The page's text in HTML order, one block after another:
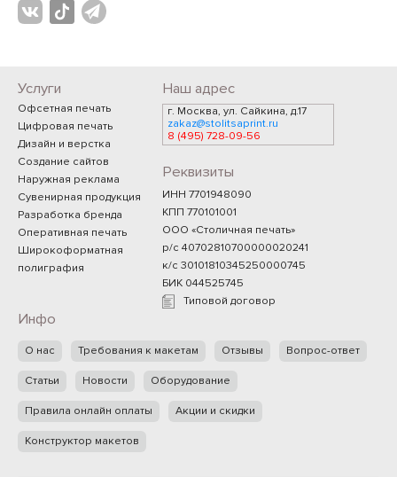
Услуги
Офсетная печать
Цифровая печать
Дизайн и верстка
Создание сайтов
Наружная реклама
Сувенирная продукция
Разработка бренда
Оперативная печать
Широкоформатная
полиграфия
Наш адрес
г. Москва, ул. Сайкина, д.17
zakaz@stolitsaprint.ru
8 (495) 728-09-56
Реквизиты
ИНН 7701948090
КПП 770101001
ООО «Столичная печать»
р/с 40702810700000020241
к/с 30101810345250000745
БИК 044525745
Типовой договор
Инфо
О нас Требования к макетам Отзывы Вопрос-ответ
Статьи Новости Оборудование
Правила онлайн оплаты Акции и скидки
Конструктор макетов